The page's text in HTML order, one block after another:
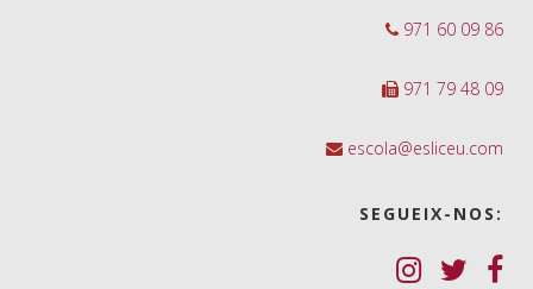
971 60 09 86
971 79 48 09
escola@esliceu.com
SEGUEIX-NOS: